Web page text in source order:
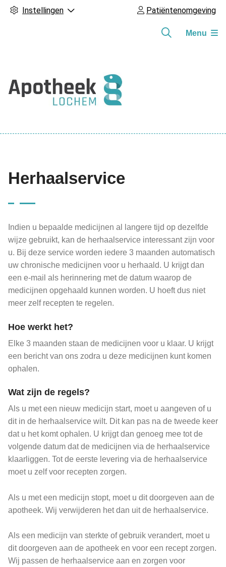
Instellingen Patiëntenomgeving
Menu
Herhaalservice
Indien u bepaalde medicijnen al langere tijd op dezelfde
wijze gebruikt, kan de herhaalservice interessant zijn voor
u. Bij deze service worden iedere 3 maanden automatisch
uw chronische medicijnen voor u herhaald. U krijgt dan
een e-mail als herinnering met de datum waarop de
medicijnen opgehaald kunnen worden. U hoeft dus niet
meer zelf recepten te regelen.
Hoe werkt het?
Elke 3 maanden staan de medicijnen voor u klaar. U krijgt
een bericht van ons zodra u deze medicijnen kunt komen
ophalen.
Wat zijn de regels?
Als u met een nieuw medicijn start, moet u aangeven of u
dit in de herhaalservice wilt. Dit kan pas na de tweede keer
dat u het komt ophalen. U krijgt dan genoeg mee tot de
volgende datum dat de medicijnen via de herhaalservice
klaarliggen. Tot de eerste levering via de herhaalservice
moet u zelf voor recepten zorgen.
Als u met een medicijn stopt, moet u dit doorgeven aan de
apotheek. Wij verwijderen het dan uit de herhaalservice.
Als een medicijn van sterkte of gebruik verandert, moet u
dit doorgeven aan de apotheek en voor een recept zorgen.
Wij passen de herhaalservice aan en zorgen voor